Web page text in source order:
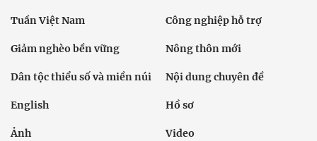
Tuần Việt Nam Công nghiệp hỗ trợ
Giảm nghèo bền vững Nông thôn mới
Dân tộc thiểu số và miền núi Nội dung chuyên đề
English Hồ sơ
Ảnh Video